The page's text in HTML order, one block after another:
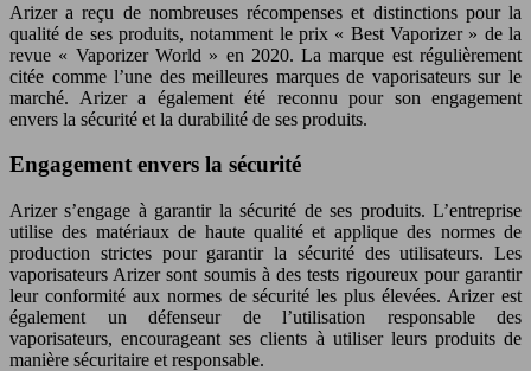
Arizer a reçu de nombreuses récompenses et distinctions pour la
qualité de ses produits, notamment le prix « Best Vaporizer » de la
revue « Vaporizer World » en 2020. La marque est régulièrement
citée comme l’une des meilleures marques de vaporisateurs sur le
marché. Arizer a également été reconnu pour son engagement
envers la sécurité et la durabilité de ses produits.
Engagement envers la sécurité
Arizer s’engage à garantir la sécurité de ses produits. L’entreprise
utilise des matériaux de haute qualité et applique des normes de
production strictes pour garantir la sécurité des utilisateurs. Les
vaporisateurs Arizer sont soumis à des tests rigoureux pour garantir
leur conformité aux normes de sécurité les plus élevées. Arizer est
également un défenseur de l’utilisation responsable des
vaporisateurs, encourageant ses clients à utiliser leurs produits de
manière sécuritaire et responsable.